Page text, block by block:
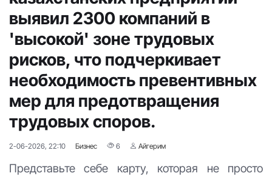
выявил 2300 компаний в
'высокой' зоне трудовых
рисков, что подчеркивает
необходимость превентивных
мер для предотвращения
трудовых споров.
2-06-2026, 22:10 Бизнес 6 Айгерим
Представьте себе карту, которая не просто